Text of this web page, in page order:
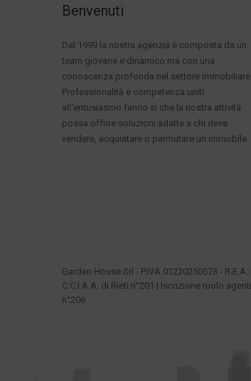
Benvenuti
Dal 1999 la nostra agenzia è composta da un
team giovane e dinamico ma con una
conoscenza profonda nel settore immobiliare.
Professionalità e competenza uniti
all'entusiasmo fanno si che la nostra attività
possa offrire soluzioni adatte a chi deve
vendere, acquistare o permutare un immobile.
Garden House Srl - P.IVA 01220250573 -
C.C.I.A.A. di Rieti n°201 | Iscrizione ruolo
n°206